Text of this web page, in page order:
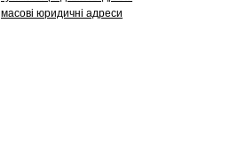
масові юридичні адреси